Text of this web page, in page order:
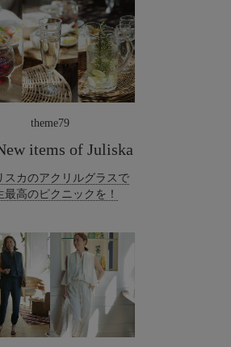
theme79
items of Juliska
スカのアクリルグラスで
最高のピクニックを！